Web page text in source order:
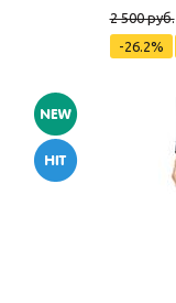
2 500 руб.
-26.2%